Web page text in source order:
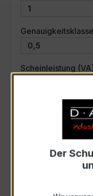
Genauigkeitsklasse
Scheinleistung
Auswahl
31219
Der